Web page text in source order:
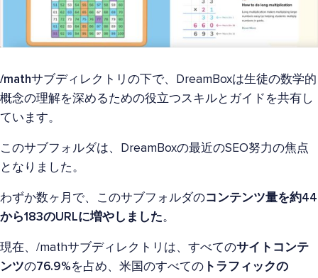
/mathサブディレクトリの下で、DreamBoxは生徒の数学的
概念の理解を深めるための役立つスキルとガイドを共有し
ています。
このサブフォルダは、DreamBoxの最近のSEO努力の焦点
となりました。
わずか数ヶ月で、このサブフォルダのコンテンツ量を約44
から183のURLに増やしました。
現在、/mathサブディレクトリは、すべてのサイトコンテ
ンツの76.9%を占め、米国のすべての トラフィックの